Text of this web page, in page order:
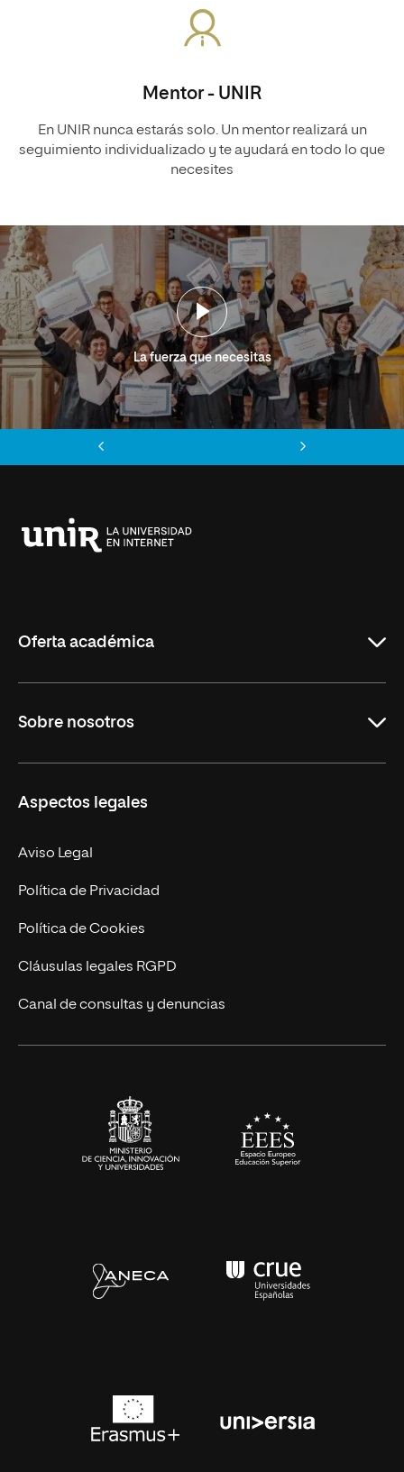
Mentor - UNIR
En UNIR nunca estarás solo. Un mentor realizará un
seguimiento individualizado y te ayudará en todo lo que
necesites
La fuerza que necesitas
Oferta académica
Másteres Oficiales
Doctorados
Experto Universitario
Postgrados
Cursos Universitarios
Sobre nosotros
Facultades
Nuestro Equipo
Trabaja en UNIR
Actualidad
UNIR Revista
Eventos
Aspectos legales
Aviso Legal
Política de Privacidad
Política de Cookies
Cláusulas legales RGPD
Canal de consultas y denuncias